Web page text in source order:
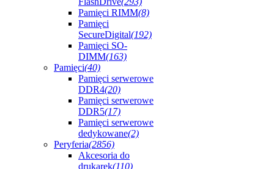
Pamięci RIMM(8)
Pamięci
SecureDigital(192)
Pamięci SO-
DIMM(163)
Pamięci(40)
Pamięci serwerowe
DDR4(20)
Pamięci serwerowe
DDR5(17)
Pamięci serwerowe
dedykowane(2)
Peryferia(2856)
Akcesoria do
drukarek(110)